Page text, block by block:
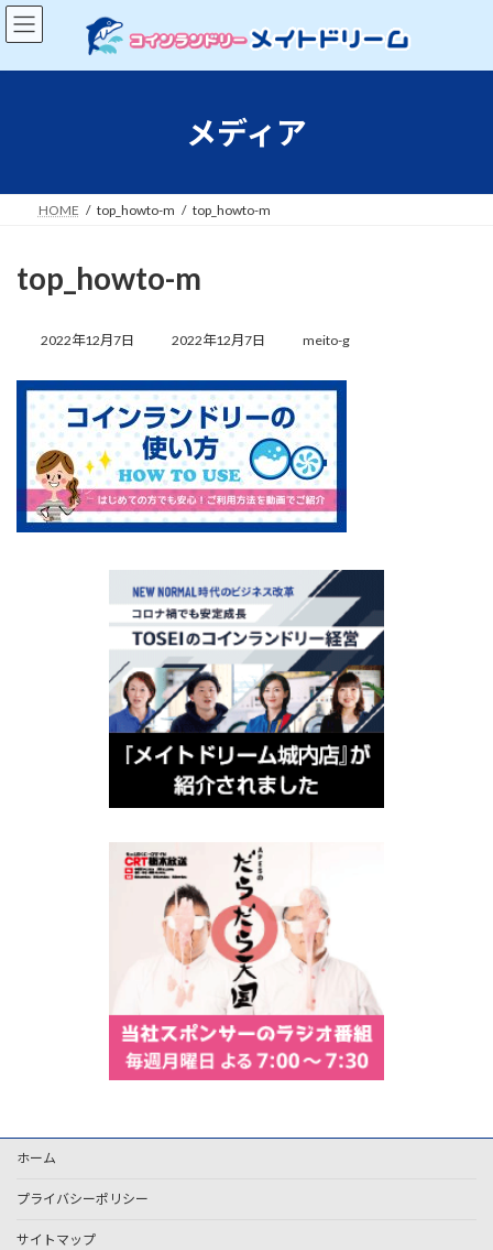
コ
ン
ン
ナ
ビ
ー
メディア
HOME top_howto-m top_howto-m
top_howto-m
2022年12月7日
終
新
日
時
:
2022年12月7日 meito-g
ホーム
プライバシーポリシー
サイトマップ